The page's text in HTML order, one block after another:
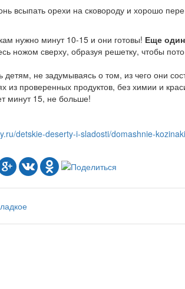
всыпать орехи на сковороду и хорошо
нужно минут 10-15 и они готовы! Еще
ножом сверху, образуя решетку, чтобы
детям, не задумываясь о том, из чего они
из проверенных продуктов, без химии и
минут 15, не больше!
detskie-deserty-i-sladosti/domashnie-